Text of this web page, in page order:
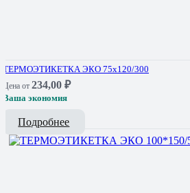
ТЕРМОЭТИКЕТКА ЭКО 75х120/300
Цена от 234,00 ₽
Ваша экономия
Подробнее